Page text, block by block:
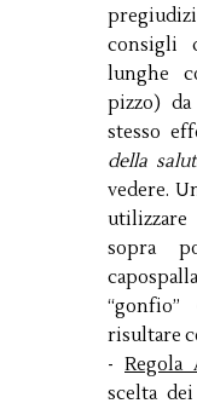
consigli
lunghe
pizzo)
stesso
della
vedere.
sopra
risultare
- Regola
scelta